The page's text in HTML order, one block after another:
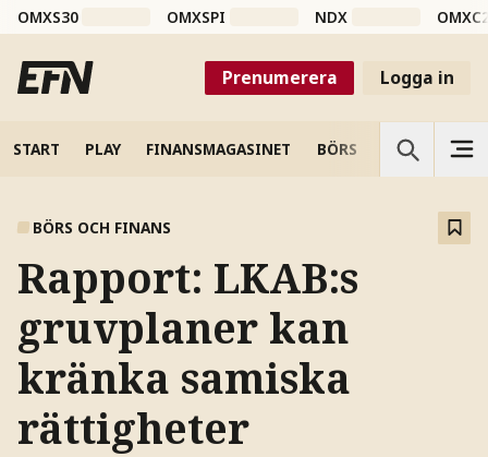
OMXS30 OMXSPI NDX
Prenumerera Logga in
START PLAY FINANSMAGASINET BÖRS VETENSKAP
BÖRS OCH FINANS
Rapport: LKAB:s
gruvplaner kan
kränka samiska
rättigheter